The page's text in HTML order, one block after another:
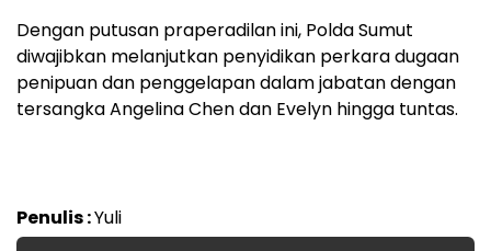
Dengan putusan praperadilan ini, Polda Sumut
diwajibkan melanjutkan penyidikan perkara dugaan
penipuan dan penggelapan dalam jabatan dengan
tersangka Angelina Chen dan Evelyn hingga tuntas.
Penulis :Yuli